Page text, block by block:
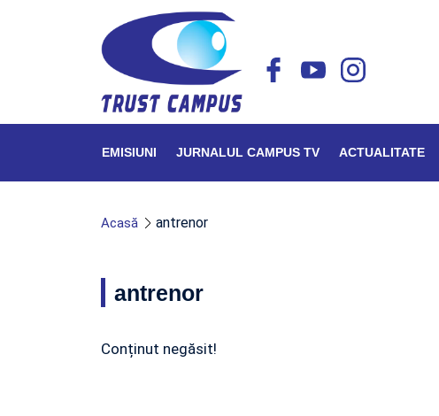
EMISIUNI JURNALUL CAMPUS TV ACTUALITATE
Acasă antrenor
antrenor
Conținut negăsit!